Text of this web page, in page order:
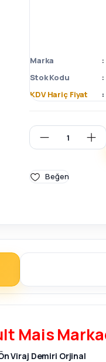
Marka
Stok Kodu
KDV Hariç Fiyat
Mais
Viraj Demiri Orjinal